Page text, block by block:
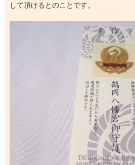
して頂けるとのことです。